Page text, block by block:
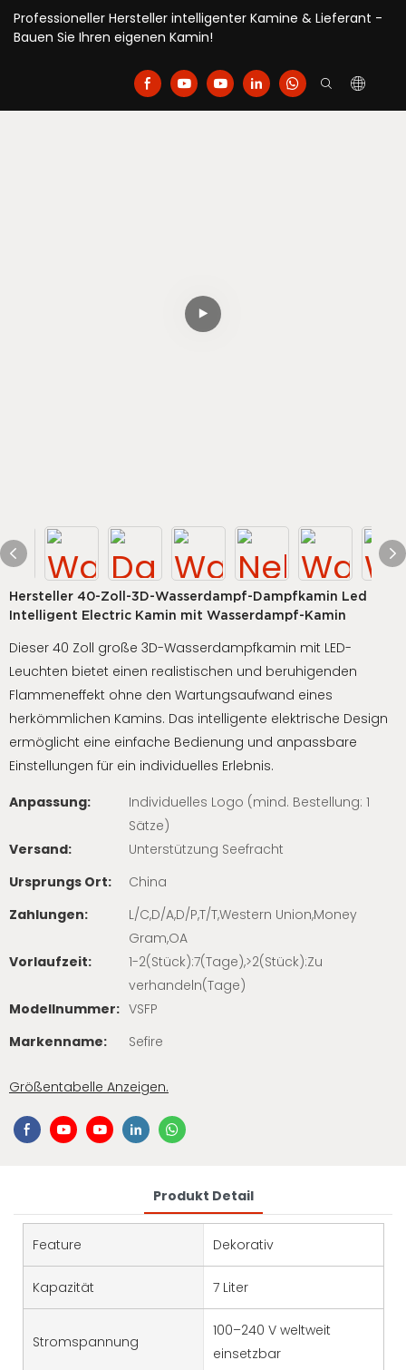
Professioneller Hersteller intelligenter Kamine & Lieferant -
Bauen Sie Ihren eigenen Kamin!
Hersteller 40-Zoll-3D-Wasserdampf-Dampfkamin Led
Intelligent Electric Kamin mit Wasserdampf-Kamin
Dieser 40 Zoll große 3D-Wasserdampfkamin mit LED-
Leuchten bietet einen realistischen und beruhigenden
Flammeneffekt ohne den Wartungsaufwand eines
herkömmlichen Kamins. Das intelligente elektrische Design
ermöglicht eine einfache Bedienung und anpassbare
Einstellungen für ein individuelles Erlebnis.
Anpassung:
Individuelles Logo (mind. Bestellung: 1
Sätze)
Versand:
Unterstützung Seefracht
Ursprungs Ort:
China
Zahlungen:
L/C,D/A,D/P,T/T,Western Union,Money
Gram,OA
Vorlaufzeit:
1-2(Stück):7(Tage),>2(Stück):Zu
verhandeln(Tage)
Modellnummer: VSFP
Markenname:
Sefire
Größentabelle Anzeigen.
Produkt Detail
Feature Dekorativ
Kapazität 7 Liter
Stromspannung
100–240 V weltweit
einsetzbar